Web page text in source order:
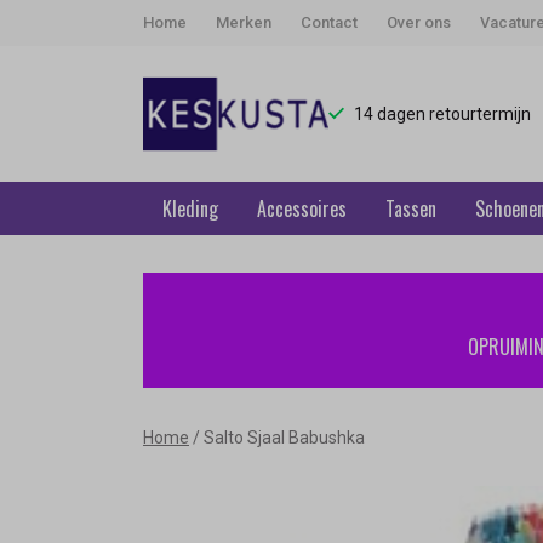
Home Merken Contact Over ons
14 dagen retourtermijn
Kleding Accessoires Tassen Schoenen
Salto
Babushka
Home Salto Sjaal Babushka